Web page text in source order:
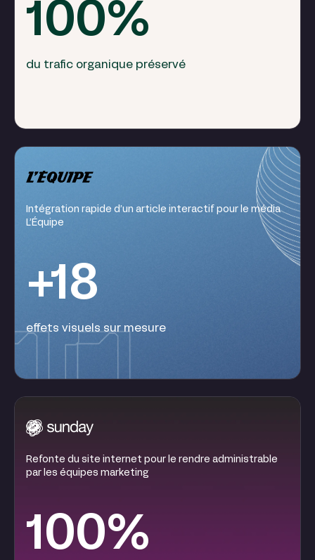
100%
du trafic organique préservé
Intégration rapide d’un article interactif pour le média
L’Équipe
+18
effets visuels sur mesure
Refonte du site internet pour le rendre administrable
par les équipes marketing
100%